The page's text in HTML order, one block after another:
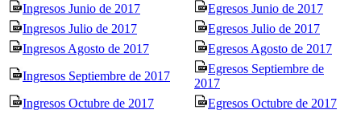
Ingresos Junio de 2017
Egresos Junio de 2017
Ingresos Julio de 2017
Egresos Julio de 2017
Ingresos Agosto de 2017
Egresos Agosto de 2017
Ingresos Septiembre de 2017
Egresos Septiembre de
2017
Ingresos Octubre de 2017
Egresos Octubre de 2017